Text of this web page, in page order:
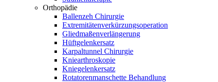
Orthopädie
Ballenzeh Chirurgie
Extremitätenverkürzungsoperation
Gliedmaßenverlängerung
Hüftgelenkersatz
Karpaltunnel Chirurgie
Kniearthroskopie
Kniegelenkersatz
Rotatorenmanschette Behandlung